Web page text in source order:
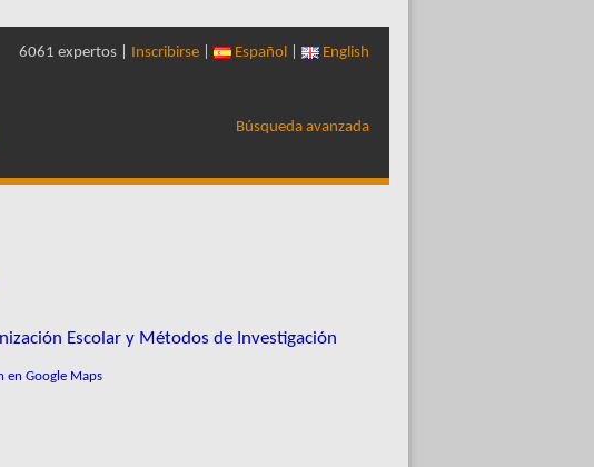
6061 expertos | Inscribirse Español English
Búsqueda avanzada
Escolar y Métodos de Investigación